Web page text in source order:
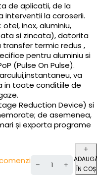
de aplicatii, de la
interventii la caroserii.
inox, aluminiu,
si zincata), datorita
termic redus ,
pentru aluminiu si
(Pulse On Pulse).
va
in toate conditiile de
Reduction Device) si
de asemenea,
și exporta programe
ÎN COȘ